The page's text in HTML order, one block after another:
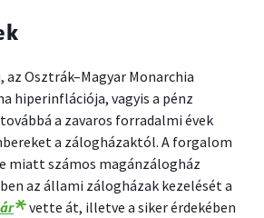
az Osztrák–Magyar Monarchia
hiperinflációja, vagyis a pénz
a zavaros forradalmi évek
a zálogházaktól. A forgalom
miatt számos magánzálogház
az állami zálogházak kezelését a
vette át, illetve a siker érdekében